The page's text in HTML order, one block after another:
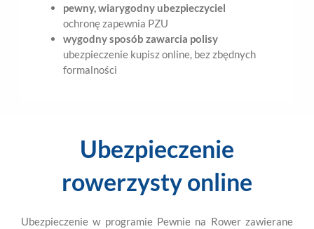
pewny, wiarygodny ubezpieczyciel
ochronę zapewnia PZU
wygodny sposób zawarcia polisy
ubezpieczenie kupisz online, bez zbędnych
formalności
Ubezpieczenie
rowerzysty online
Ubezpieczenie w programie Pewnie na Rower zawierane